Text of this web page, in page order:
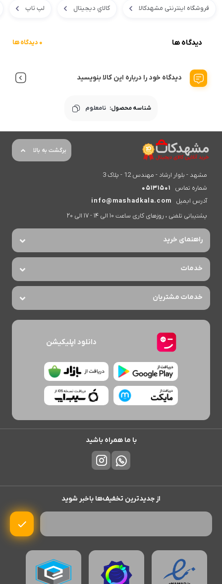
فروشگاه اینترنتی مشهدکالا کالاي ديجيتال لپ تاپ
دیدگاه ها 0 دیدگاه ها
دیدگاه خود را درباره این کالا بنویسید
شناسه محصول: نامعلوم
برگشت به بالا
مشهد - بلوار ارشاد - مهندس 12 - پلاک 3
شماره تماس
05131501
آدرس ایمیل
info@mashadkala.com
پشتیبانی تلفنی ، روزهای کاری ساعت 10 الی 14 - 17 الی 20
راهنمای خرید
خدمات
خدمات مشتریان
دانلود اپلیکیشن
با ما همراه باشید
از جدیدترین تخفیف‌ها باخبر شوید